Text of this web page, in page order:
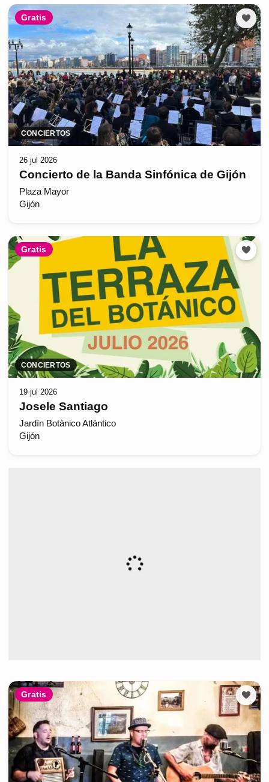
Gratis
CONCIERTOS
26 jul 2026
Concierto de la Banda Sinfónica de Gijón
Plaza Mayor
Gijón
Gratis
CONCIERTOS
19 jul 2026
Josele Santiago
Jardín Botánico Atlántico
Gijón
Gratis